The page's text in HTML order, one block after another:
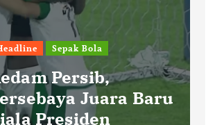
Sepak Bola
STY Puas Persija
Rebut Posisi Ketiga
Piala Presiden